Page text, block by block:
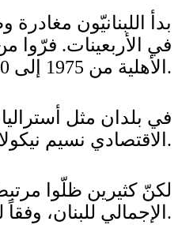
في الأربعينات. فرّوا
الأهلية من 1975 إلى 1990.
في بلدان مثل
الاقتصادي نسيم نيكولاس طالب.
الإجمالي للبنان، وفقاً للبنك الدولي.